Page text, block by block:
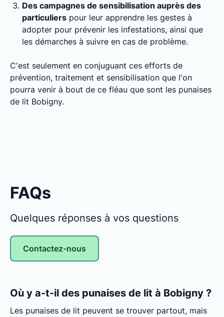
Des campagnes de sensibilisation auprès des
particuliers pour leur apprendre les gestes à
adopter pour prévenir les infestations, ainsi que
les démarches à suivre en cas de problème.
C'est seulement en conjuguant ces efforts de
prévention, traitement et sensibilisation que l'on
pourra venir à bout de ce fléau que sont les punaises
de lit Bobigny.
FAQs
Quelques réponses à vos questions
Contactez-nous
Où y a-t-il des punaises de lit à Bobigny ?
Les punaises de lit peuvent se trouver partout, mais